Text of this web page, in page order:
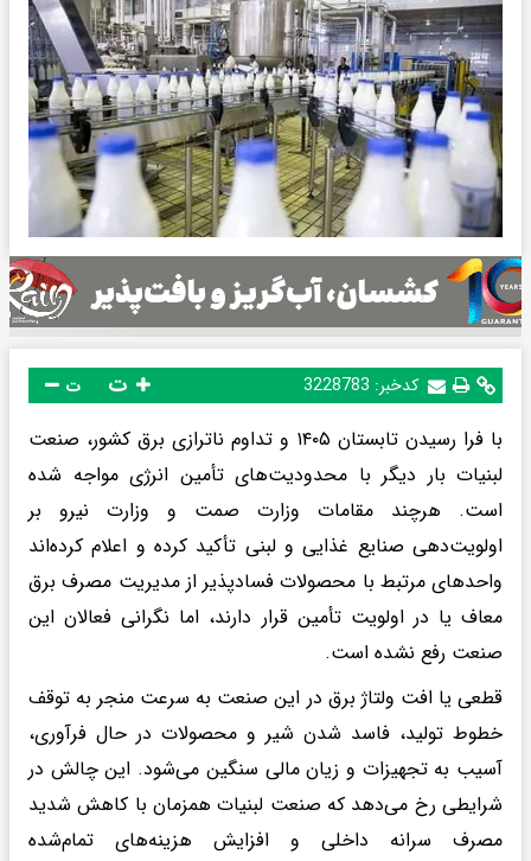
کدخبر: 3228783 ت
با فرا رسیدن تابستان ۱۴۰۵ و تداوم ناترازی برق کشور، صنعت
لبنیات بار دیگر با محدودیت‌های تأمین انرژی مواجه شده
است. هرچند مقامات وزارت صمت و وزارت نیرو بر
اولویت‌دهی صنایع غذایی و لبنی تأکید کرده و اعلام کرده‌اند
واحدهای مرتبط با محصولات فسادپذیر از مدیریت مصرف برق
معاف یا در اولویت تأمین قرار دارند، اما نگرانی فعالان این
صنعت رفع نشده است.
قطعی یا افت ولتاژ برق در این صنعت به سرعت منجر به توقف
خطوط تولید، فاسد شدن شیر و محصولات در حال فرآوری،
آسیب به تجهیزات و زیان مالی سنگین می‌شود. این چالش در
شرایطی رخ می‌دهد که صنعت لبنیات همزمان با کاهش شدید
مصرف سرانه داخلی و افزایش هزینه‌های تمام‌شده